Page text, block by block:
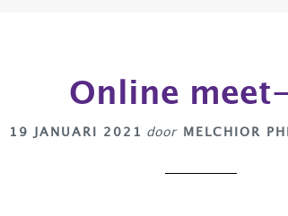
Online
19 JANUARI 2021 door MELCHIOR